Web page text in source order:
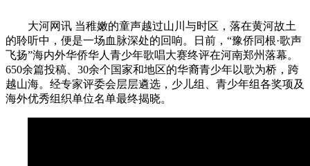
大河网讯 当稚嫩的童声越过山川与时区，落在黄河故土
的聆听中，便是一场血脉深处的回响。日前，“豫侨同根·歌声
飞扬”海内外华侨华人青少年歌唱大赛终评在河南郑州落幕。
650余篇投稿、30余个国家和地区的华裔青少年以歌为桥，跨
越山海。经专家评委会层层遴选，少儿组、青少年组各奖项及
海外优秀组织单位名单最终揭晓。